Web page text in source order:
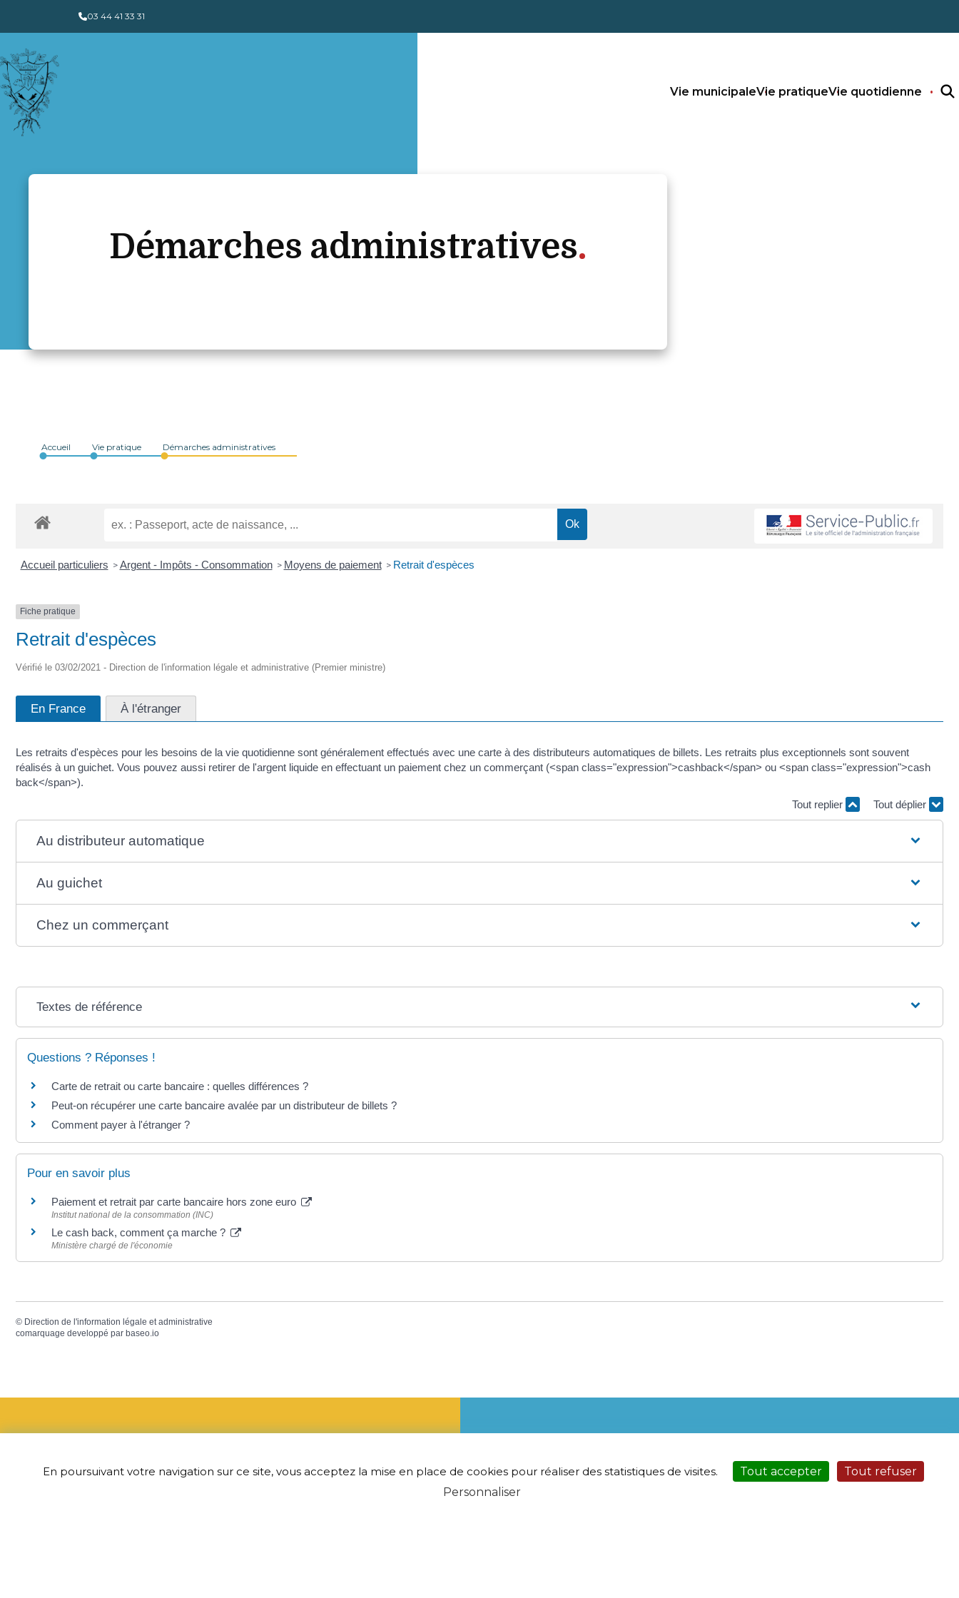
03 44 41 33 31
Vie municipaleVie pratiqueVie quotidienne
Démarches administratives
Accueil Vie pratique Démarches administratives
Accueil particuliers > Argent - Impôts - Consommation > Moyens de paiement > Retrait d'espèces
Fiche pratique
Retrait d'espèces
Vérifié le 03/02/2021 - Direction de l'information légale et administrative (Premier ministre)
En France À l'étranger
Les retraits d'espèces pour les besoins de la vie quotidienne sont généralement effectués avec une carte à des distributeurs automatiques de billets. Les retraits plus exceptionnels sont souvent
réalisés à un guichet. Vous pouvez aussi retirer de l'argent liquide en effectuant un paiement chez un commerçant (<span class="expression">cashback</span> ou <span class="expression">cash
back</span>).
Tout replier
Tout déplier
Au distributeur automatique
Au guichet
Chez un commerçant
Textes de référence
Questions ? Réponses !
Carte de retrait ou carte bancaire : quelles différences ?
Peut-on récupérer une carte bancaire avalée par un distributeur de billets ?
Comment payer à l'étranger ?
Pour en savoir plus
Paiement et retrait par carte bancaire hors zone euro
Institut national de la consommation (INC)
Le cash back, comment ça marche ?
Ministère chargé de l'économie
© Direction de l'information légale et administrative
comarquage developpé par baseo.io
Lundi : 10h00-12h00 | 14h00-15h00
Panneau de gestion des cookies
En poursuivant votre navigation sur ce site, vous acceptez la mise en place de cookies pour réaliser des statistiques de visites. Tout accepter
Tout refuser
Personnaliser